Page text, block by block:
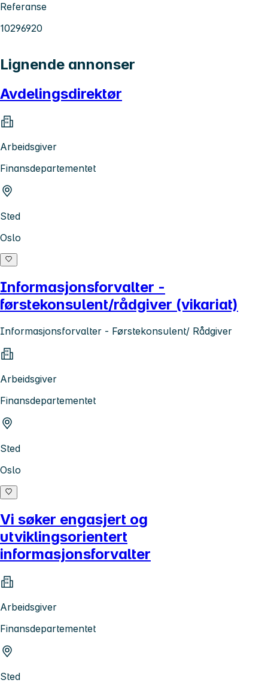
Referanse
10296920
Lignende annonser
Avdelingsdirektør
Arbeidsgiver
Finansdepartementet
Sted
Oslo
Informasjonsforvalter -
førstekonsulent/rådgiver (vikariat)
Informasjonsforvalter - Førstekonsulent/ Rådgiver
Arbeidsgiver
Finansdepartementet
Sted
Oslo
Vi søker engasjert og
utviklingsorientert
informasjonsforvalter
Arbeidsgiver
Finansdepartementet
Sted